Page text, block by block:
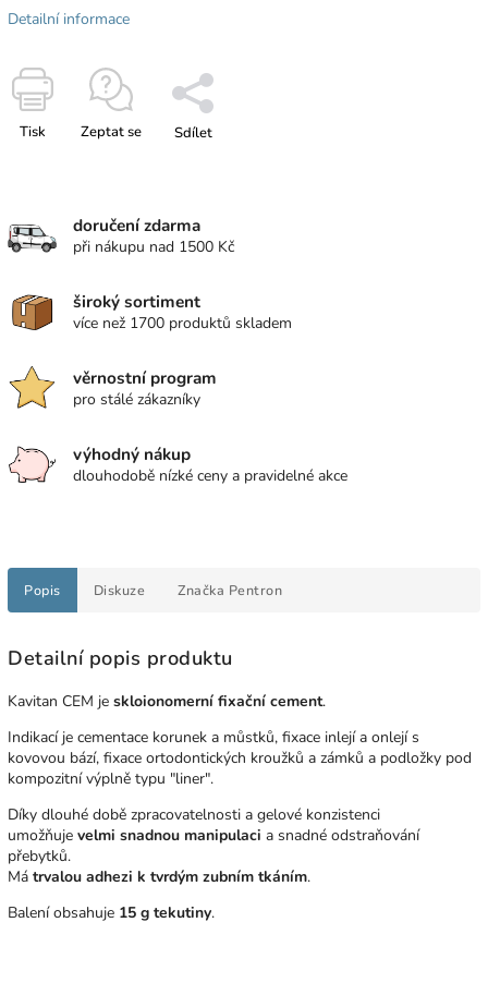
Detailní informace
Tisk Zeptat se Sdílet
doručení zdarma
při nákupu nad 1500 Kč
široký sortiment
více než 1700 produktů skladem
věrnostní program
pro stálé zákazníky
výhodný nákup
dlouhodobě nízké ceny a pravidelné akce
Popis Diskuze Značka Pentron
Detailní popis produktu
Kavitan CEM je skloionomerní fixační cement.
Indikací je cementace korunek a můstků, fixace inlejí a onlejí s
kovovou bází, fixace ortodontických kroužků a zámků a podložky pod
kompozitní výplně typu "liner".
Díky dlouhé době zpracovatelnosti a gelové konzistenci
umožňuje velmi snadnou manipulaci a snadné odstraňování
přebytků.
Má trvalou adhezi k tvrdým zubním tkáním.
Balení obsahuje 15 g tekutiny.